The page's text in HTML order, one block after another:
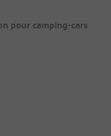
pour camping-cars